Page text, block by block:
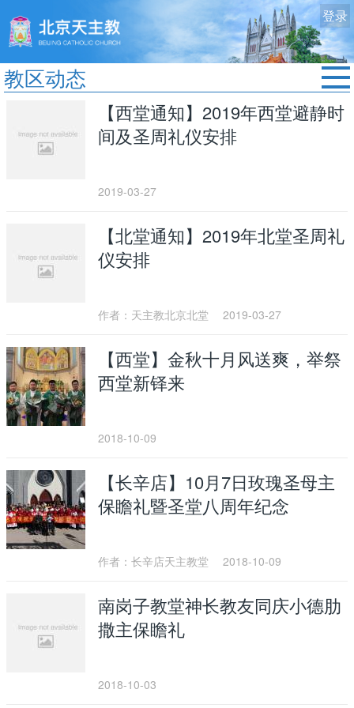
登录
教区动态
教区动态
政策法规
【西堂通知】2019年西堂避静时
间及圣周礼仪安排
2019-03-27
【北堂通知】2019年北堂圣周礼
仪安排
作者：天主教北京北堂 2019-03-27
【西堂】金秋十月风送爽，举祭
西堂新铎来
2018-10-09
【长辛店】10月7日玫瑰圣母主
保瞻礼暨圣堂八周年纪念
作者：长辛店天主教堂 2018-10-09
南岗子教堂神长教友同庆小德肋
撒主保瞻礼
2018-10-03